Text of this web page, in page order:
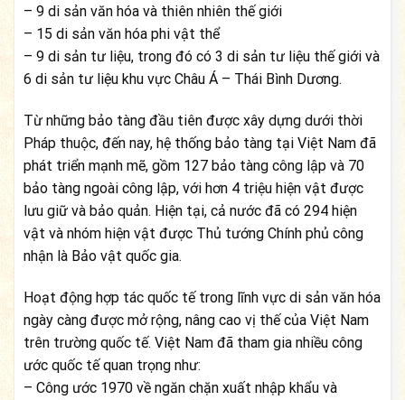
– 9 di sản văn hóa và thiên nhiên thế giới
– 15 di sản văn hóa phi vật thể
– 9 di sản tư liệu, trong đó có 3 di sản tư liệu thế giới và
6 di sản tư liệu khu vực Châu Á – Thái Bình Dương.
Từ những bảo tàng đầu tiên được xây dựng dưới thời
Pháp thuộc, đến nay, hệ thống bảo tàng tại Việt Nam đã
phát triển mạnh mẽ, gồm 127 bảo tàng công lập và 70
bảo tàng ngoài công lập, với hơn 4 triệu hiện vật được
lưu giữ và bảo quản. Hiện tại, cả nước đã có 294 hiện
vật và nhóm hiện vật được Thủ tướng Chính phủ công
nhận là Bảo vật quốc gia.
Hoạt động hợp tác quốc tế trong lĩnh vực di sản văn hóa
ngày càng được mở rộng, nâng cao vị thế của Việt Nam
trên trường quốc tế. Việt Nam đã tham gia nhiều công
ước quốc tế quan trọng như:
– Công ước 1970 về ngăn chặn xuất nhập khẩu và